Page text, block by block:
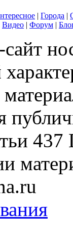
| Города |
Видео | Форум |
437